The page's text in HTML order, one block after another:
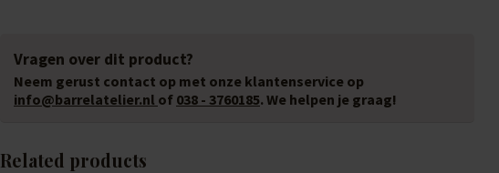
Vragen over dit product?
Neem gerust contact op met onze klantenservice op
info@barrelatelier.nl of 038 - 3760185. We helpen je graag!
Related products